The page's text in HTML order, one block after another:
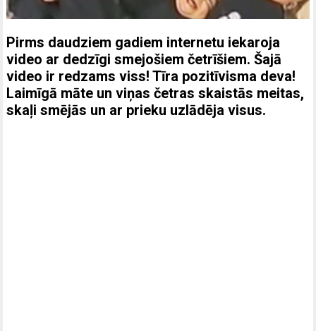
Pirms daudziem gadiem internetu iekaroja
video ar dedzīgi smejošiem četrīšiem. Šajā
video ir redzams viss! Tīra pozitīvisma deva!
Laimīgā māte un viņas četras skaistās meitas,
skaļi smējās un ar prieku uzlādēja visus.